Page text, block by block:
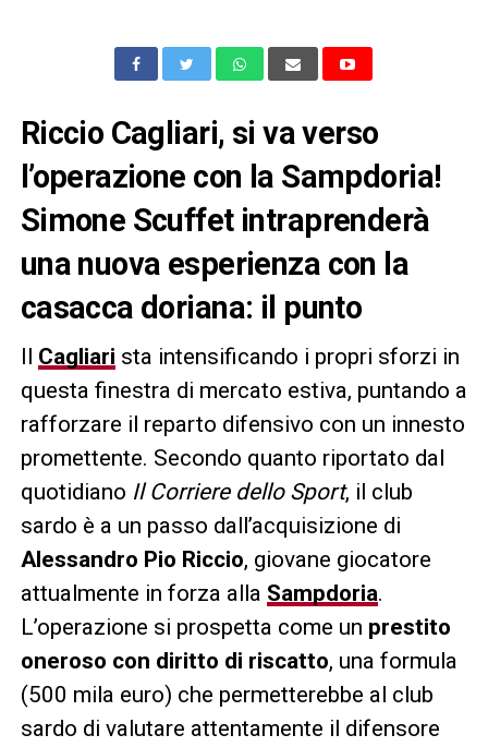
Riccio Cagliari, si va verso
l’operazione con la Sampdoria!
Simone Scuffet intraprenderà
una nuova esperienza con la
casacca doriana: il punto
Il Cagliari sta intensificando i propri sforzi in
questa finestra di mercato estiva, puntando a
rafforzare il reparto difensivo con un innesto
promettente. Secondo quanto riportato dal
quotidiano Il Corriere dello Sport, il club
sardo è a un passo dall’acquisizione di
Alessandro Pio Riccio, giovane giocatore
attualmente in forza alla Sampdoria.
L’operazione si prospetta come un prestito
oneroso con diritto di riscatto, una formula
(500 mila euro) che permetterebbe al club
sardo di valutare attentamente il difensore